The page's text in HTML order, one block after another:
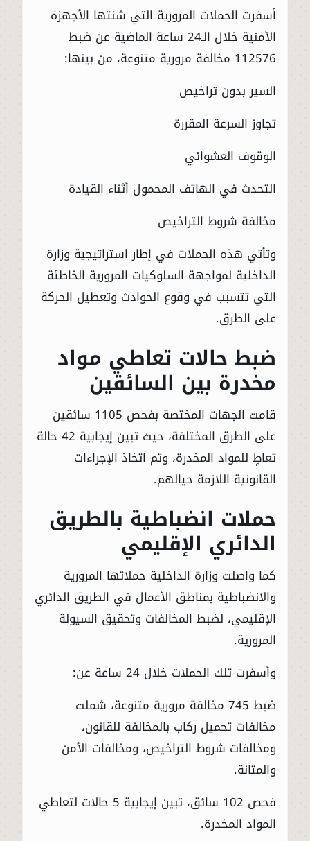
أسفرت الحملات المرورية التي شنتها الأجهزة
الأمنية خلال الـ24 ساعة الماضية عن ضبط
112576 مخالفة مرورية متنوعة، من بينها:
السير بدون تراخيص
تجاوز السرعة المقررة
الوقوف العشوائي
التحدث في الهاتف المحمول أثناء القيادة
مخالفة شروط التراخيص
وتأتي هذه الحملات في إطار استراتيجية وزارة
الداخلية لمواجهة السلوكيات المرورية الخاطئة
التي تتسبب في وقوع الحوادث وتعطيل الحركة
على الطرق.
ضبط حالات تعاطي مواد
مخدرة بين السائقين
قامت الجهات المختصة بفحص 1105 سائقين
على الطرق المختلفة، حيث تبين إيجابية 42 حالة
تعاطٍ للمواد المخدرة، وتم اتخاذ الإجراءات
القانونية اللازمة حيالهم.
حملات انضباطية بالطريق
الدائري الإقليمي
كما واصلت وزارة الداخلية حملاتها المرورية
والانضباطية بمناطق الأعمال في الطريق الدائري
الإقليمي، لضبط المخالفات وتحقيق السيولة
المرورية.
وأسفرت تلك الحملات خلال 24 ساعة عن:
ضبط 745 مخالفة مرورية متنوعة، شملت
مخالفات تحميل ركاب بالمخالفة للقانون،
ومخالفات شروط التراخيص، ومخالفات الأمن
والمتانة.
فحص 102 سائق، تبين إيجابية 5 حالات لتعاطي
المواد المخدرة.